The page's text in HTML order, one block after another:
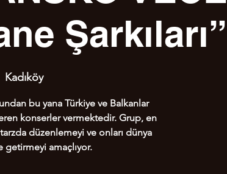
Şarkıları”
Kadıköy
bu yana Türkiye ve Balkanlar
konserler vermektedir. Grup, en
düzenlemeyi ve onları dünya
getirmeyi amaçlıyor.